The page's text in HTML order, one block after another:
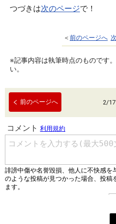
つづきは次のページで！
＜ 前のページへ
※記事内容は執筆時点のものです
い。
前のページへ 2/17